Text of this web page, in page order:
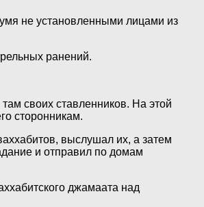
не установленными лицами из
ранений.
своих ставленников. На этой
сторонникам.
выслушал их, а затем
и отправил по домам
джамаата над